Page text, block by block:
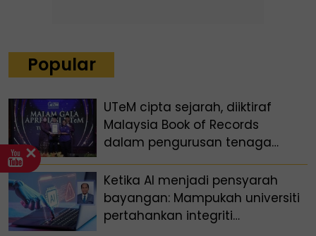
Popular
UTeM cipta sejarah, diiktiraf
Malaysia Book of Records
dalam pengurusan tenaga
Ketika AI menjadi pensyarah
bayangan: Mampukah universiti
pertahankan integriti